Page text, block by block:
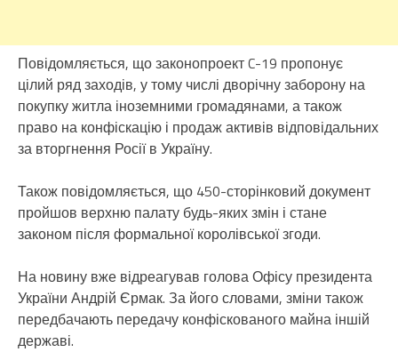
Повідомляється, що законопроект C-19 пропонує
цілий ряд заходів, у тому числі дворічну заборону на
покупку житла іноземними громадянами, а також
право на конфіскацію і продаж активів відповідальних
за вторгнення Росії в Україну.
Також повідомляється, що 450-сторінковий документ
пройшов верхню палату будь-яких змін і стане
законом після формальної королівської згоди.
На новину вже відреагував голова Офісу президента
України Андрій Єрмак. За його словами, зміни також
передбачають передачу конфіскованого майна іншій
державі.